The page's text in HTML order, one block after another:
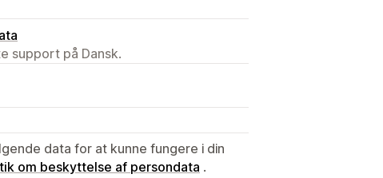
support på Dansk.
data for at kunne fungere i din
om beskyttelse af persondata .